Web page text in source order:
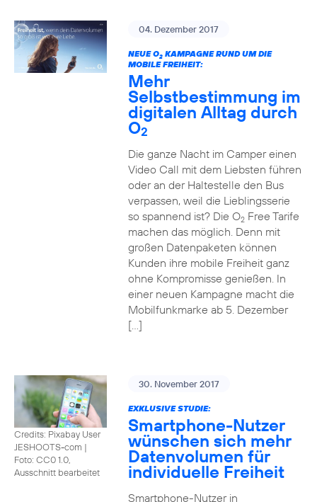
04. Dezember 2017
NEUE O2KAMPAGNE RUND UM DIE
MOBILE FREIHEIT:
Mehr
Selbstbestimmung im
digitalen Alltag durch
O2
Die ganze Nacht im Camper einen
Video Call mit dem Liebsten führen
oder an der Haltestelle den Bus
verpassen, weil die Lieblingsserie
so spannend ist? Die O2Free Tarife
machen das möglich. Denn mit
großen Datenpaketen können
Kunden ihre mobile Freiheit ganz
ohne Kompromisse genießen. In
einer neuen Kampagne macht die
Mobilfunkmarke ab 5. Dezember
[…]
Credits: Pixabay User
JESHOOTS-com |
Foto: CC0 1.0,
Ausschnitt bearbeitet
30. November 2017
EXKLUSIVE STUDIE:
Smartphone-Nutzer
wünschen sich mehr
Datenvolumen für
individuelle Freiheit
Smartphone-Nutzer in